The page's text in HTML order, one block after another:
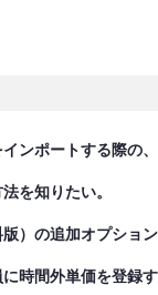
ンポートする際の
を知りたい。
）の追加オプション
時間外単価を登録す